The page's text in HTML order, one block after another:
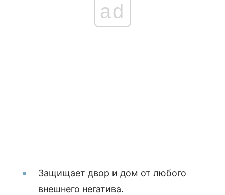
ad
Защищает двор и дом от любого
внешнего негатива.